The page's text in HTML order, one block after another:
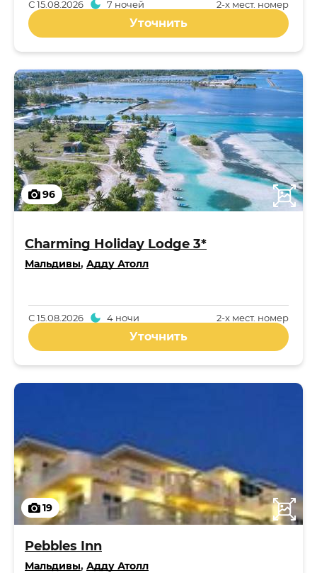
2-x мест. номер
С15.08.2026 7 ночей
Уточнить
96
Charming Holiday Lodge 3*
Мальдивы, Адду Атолл
2-x мест. номер
С15.08.2026 4 ночи
Уточнить
19
Pebbles Inn
Мальдивы, Адду Атолл